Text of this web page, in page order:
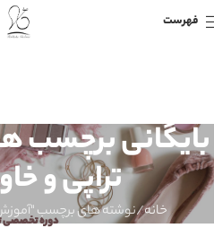
فهرست
بایگانی برچسب
تراپی و
خانه نوشته های برچسب "آموزش
دوره تخصصی